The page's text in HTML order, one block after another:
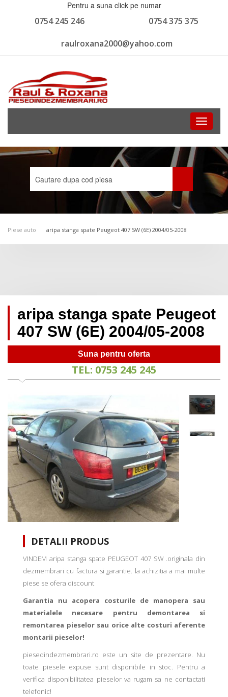
Pentru a suna click pe numar
0754 375 375
0754 245 246
raulroxana2000@yahoo.com
Toggle
Piese auto aripa stanga spate Peugeot 407 SW (6E) 2004/05-2008
aripa stanga spate Peugeot
407 SW (6E) 2004/05-2008
Suna pentru oferta
TEL: 0753 245 245
DETALII PRODUS
VINDEM aripa stanga spate PEUGEOT 407 SW .originala din
dezmembrari cu factura si garantie. la achizitia a mai multe
piese se ofera discount
Garantia nu acopera costurile de manopera sau
materialele necesare pentru demontarea si
remontarea pieselor sau orice alte costuri aferente
montarii pieselor!
piesedindezmembrari.ro este un site de prezentare. Nu
toate piesele expuse sunt disponibile in stoc. Pentru a
verifica disponibilitatea pieselor va rugam sa ne contactati
telefonic!